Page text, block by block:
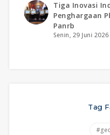
Tiga Inovasi
Penghargaan
Panrb
Senin, 29 Juni 2026
Tag